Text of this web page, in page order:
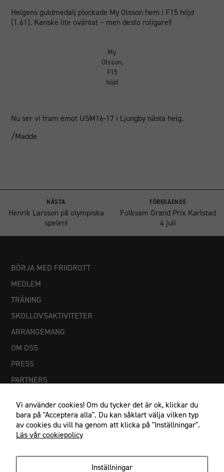
Helgens guldmedalj plockade My Olsson hem i F15 höjd
(1.61). Kanske lite oväntat – men desto roligare!!
My
Olsson,
F15
höjd
Nu ser vi fram emot USM16-17 i Ljungby nästa helg.
/Madde
NÄSTA
Henrik Larsson på olympiska
spelen!
FÖREGÅENDE
Folksam Grand Prix Karlstad
4 juli
BÖRJA MED FRIIDROTT
MEDLEM
TRÄNING
SKOLLOVSAKTIVITETER
ARRANGEMANG
OM OSS
PRESS
PARTNERS
Vi använder cookies! Om du tycker det är ok, klickar du
bara på "Acceptera alla". Du kan såklart välja vilken typ
av cookies du vill ha genom att klicka på "Inställningar".
Läs vår cookiepolicy
Inställningar
Dessa
cookies går
funktionalitet
uppbyggnad,
baserat på
hur
dessa
kommer viss
funktionalitet
att försvinna